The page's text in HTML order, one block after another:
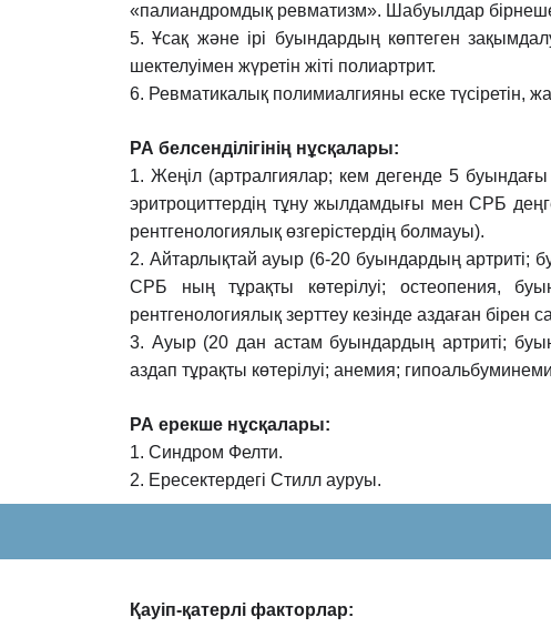
«палиандромдық ревматизм». Шабуылдар
5. Ұсақ жəне ірі буындардың көптеген
шектелуімен жүретін жіті полиартрит.
6. Ревматикалық полимиалгияны еске түсіретін,
РА белсенділігінің нұсқалары:
1. Жеңіл (артралгиялар; кем дегенде 5 буындағы
эритроциттердің тұну жылдамдығы мен СРБ
рентгенологиялық өзгерістердің болмауы).
2. Айтарлықтай ауыр (6-20 буындардың артриті;
СРБ ның тұрақты көтерілуі; остеопения,
рентгенологиялық зерттеу кезінде аздаған бірен
3. Ауыр (20 дан астам буындардың артриті;
аздап тұрақты көтерілуі; анемия;
РА ерекше нұсқалары:
1. Синдром Фелти.
2. Ересектердегі Стилл ауруы.
Қауіп-қатерлі факторлар: